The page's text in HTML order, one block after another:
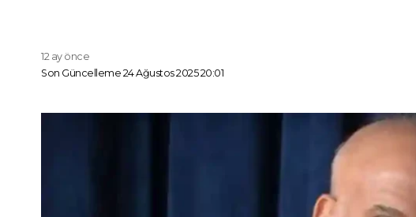
Son Güncelleme 24 Ağustos 2025 20:01
12 ay önce